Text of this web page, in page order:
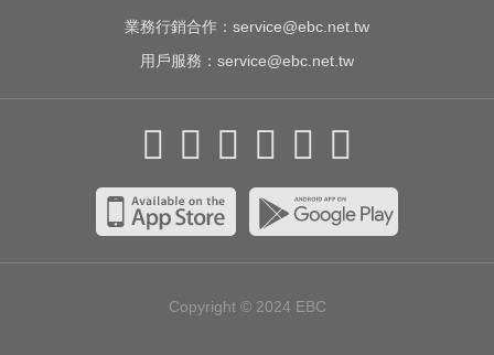
業務行銷合作： service@ebc.net.tw
用戶服務： service@ebc.net.tw
Copyright © 2024 EBC